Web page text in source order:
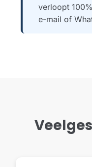
verloopt
e-mail of